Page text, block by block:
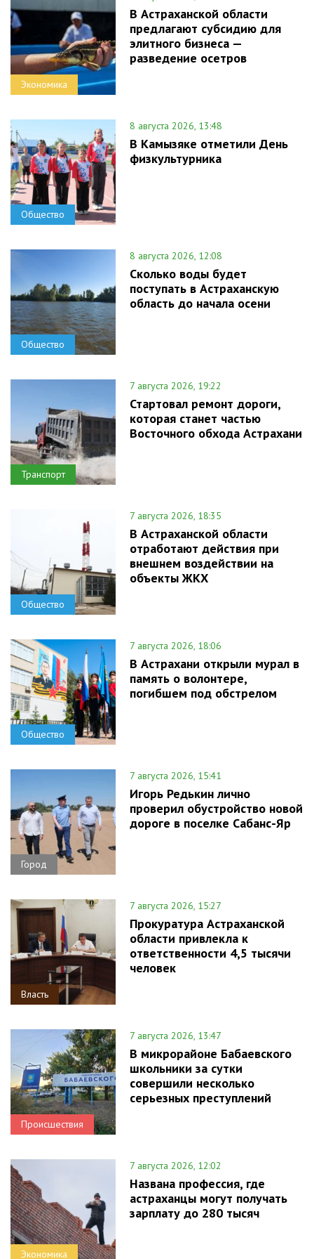
Экономика
В Астраханской области
предлагают субсидию для
элитного бизнеса —
разведение осетров
Общество
8 августа 2026, 13:48
В Камызяке отметили День
физкультурника
Общество
8 августа 2026, 12:08
Сколько воды будет
поступать в Астраханскую
область до начала осени
Транспорт
7 августа 2026, 19:22
Стартовал ремонт дороги,
которая станет частью
Восточного обхода Астрахани
Общество
7 августа 2026, 18:35
В Астраханской области
отработают действия при
внешнем воздействии на
объекты ЖКХ
Общество
7 августа 2026, 18:06
В Астрахани открыли мурал в
память о волонтере,
погибшем под обстрелом
Город
7 августа 2026, 15:41
Игорь Редькин лично
проверил обустройство новой
дороге в поселке Сабанс-Яр
Власть
7 августа 2026, 15:27
Прокуратура Астраханской
области привлекла к
ответственности 4,5 тысячи
человек
Происшествия
7 августа 2026, 13:47
В микрорайоне Бабаевского
школьники за сутки
совершили несколько
серьезных преступлений
Экономика
7 августа 2026, 12:02
Названа профессия, где
астраханцы могут получать
зарплату до 280 тысяч